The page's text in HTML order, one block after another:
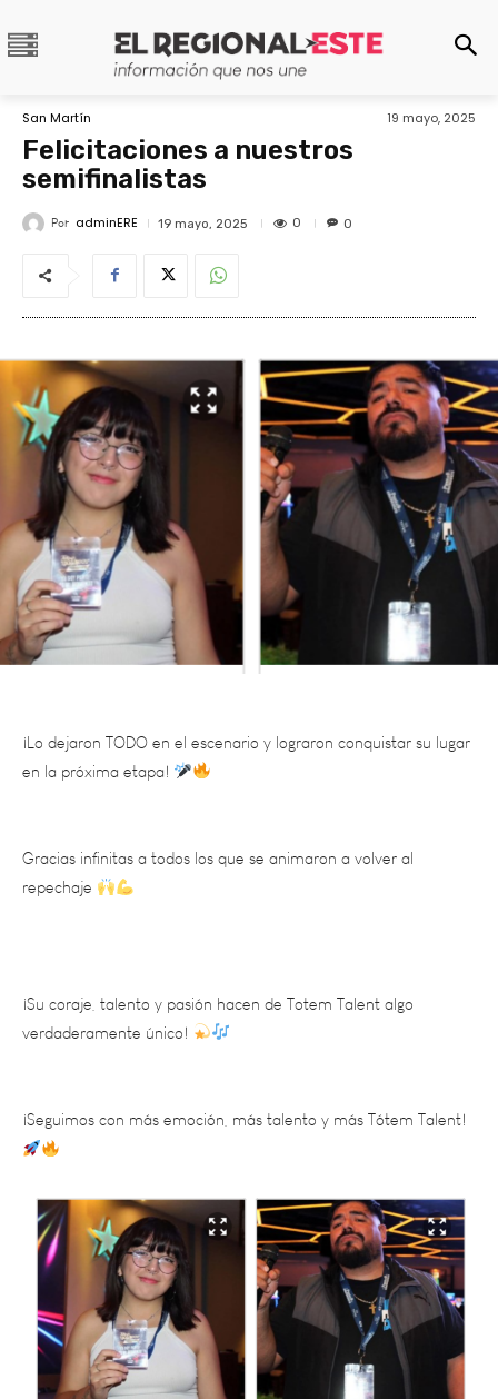
San Martín 19 mayo, 2025
Felicitaciones a nuestros
semifinalistas
Por adminERE 19 mayo, 2025 0 0
¡Lo dejaron TODO en el escenario y lograron conquistar su lugar
en la próxima etapa!
repechaje
verdaderamente único!